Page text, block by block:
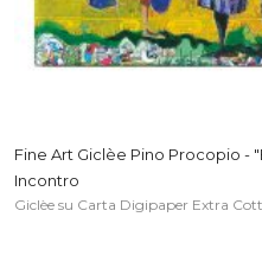
Fine Art Giclèe Pino Procopio -
Incontro
Giclèe su Carta Digipaper Extra